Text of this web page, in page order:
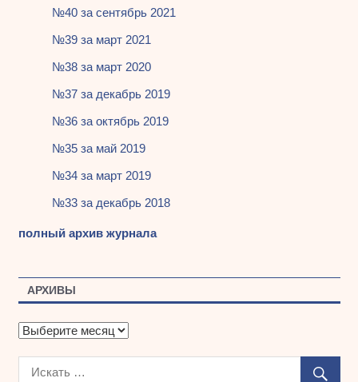
№40 за сентябрь 2021
№39 за март 2021
№38 за март 2020
№37 за декабрь 2019
№36 за октябрь 2019
№35 за май 2019
№34 за март 2019
№33 за декабрь 2018
полный архив журнала
АРХИВЫ
А
х